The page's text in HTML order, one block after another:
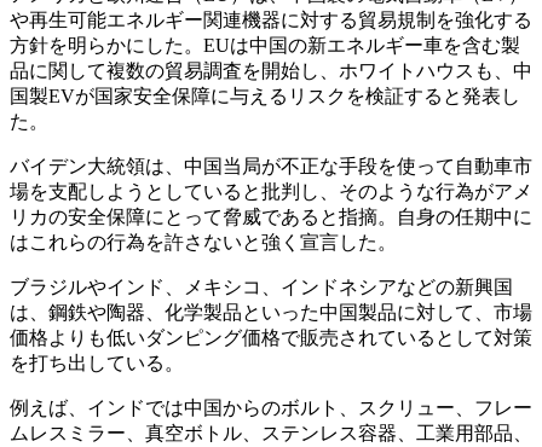
や再生可能エネルギー関連機器に対する貿易規制を強化する
方針を明らかにした。EUは中国の新エネルギー車を含む製
品に関して複数の貿易調査を開始し、ホワイトハウスも、中
国製EVが国家安全保障に与えるリスクを検証すると発表し
た。
バイデン大統領は、中国当局が不正な手段を使って自動車市
場を支配しようとしていると批判し、そのような行為がアメ
リカの安全保障にとって脅威であると指摘。自身の任期中に
はこれらの行為を許さないと強く宣言した。
ブラジルやインド、メキシコ、インドネシアなどの新興国
は、鋼鉄や陶器、化学製品といった中国製品に対して、市場
価格よりも低いダンピング価格で販売されているとして対策
を打ち出している。
例えば、インドでは中国からのボルト、スクリュー、フレー
ムレスミラー、真空ボトル、ステンレス容器、工業用部品、